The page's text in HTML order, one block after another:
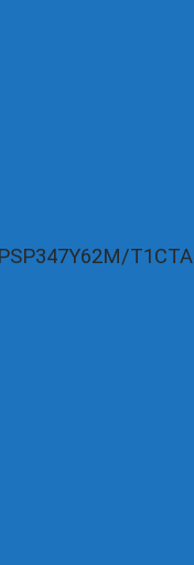
PSP347Y62M/T1CTA